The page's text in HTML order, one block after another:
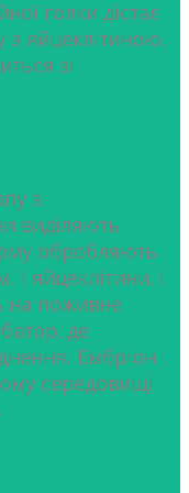
голки дістає
з яйцеклітиною.
зі
з
виділяють
обробляють
яйцеклітини, і
на поживне
де
Ембріон
середовищі